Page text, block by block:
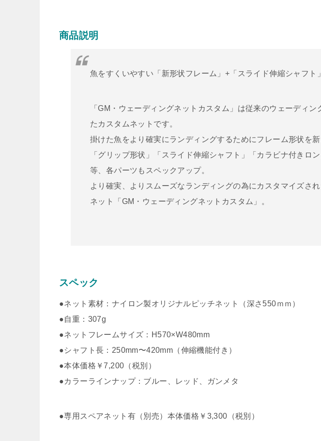
商品説明
魚をすくいやすい「新形状フレーム」+「スライド伸縮シャフト
「GM・ウェーディングネットカスタム」は従来のウェーディ
たカスタムネットです。
掛けた魚をより確実にランディングするためにフレーム形状を新
「グリップ形状」「スライド伸縮シャフト」「カラビナ付きロ
等、各パーツもスペックアップ。
より確実、よりスムーズなランディングの為にカスタマイズさ
ネット「GM・ウェーディングネットカスタム」。
スペック
●ネット素材：ナイロン製オリジナルピッチネット（深さ550ｍｍ）
●自重：307g
●ネットフレームサイズ：H570×W480mm
●シャフト長：250mm〜420mm（伸縮機能付き）
●本体価格￥7,200（税別）
●カラーラインナップ：ブルー、レッド、ガンメタ
●専用スペアネット有（別売）本体価格￥3,300（税別）